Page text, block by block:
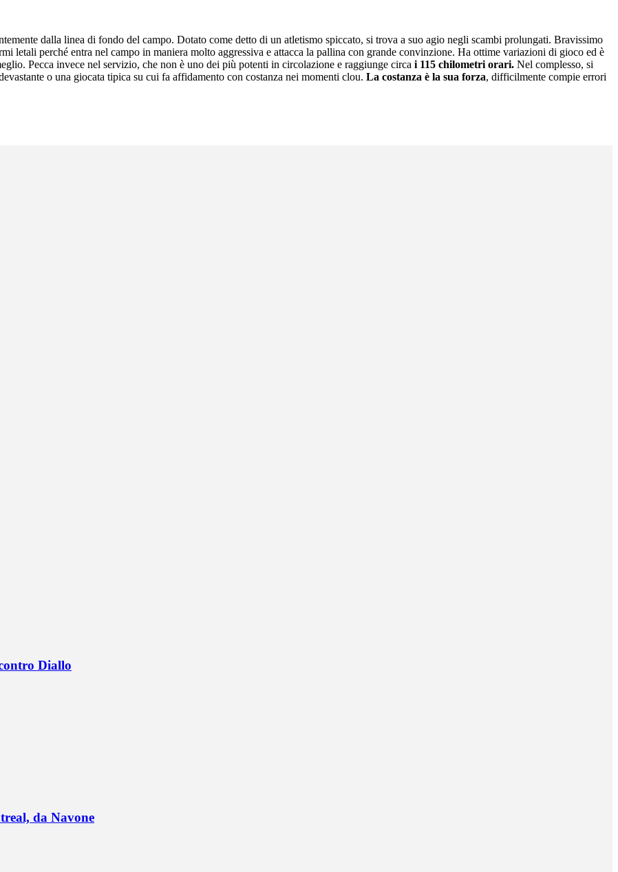
dalla linea di fondo del campo. Dotato come detto di un atletismo spiccato, si trova a suo agio negli scambi prolungati. Bravissimo
letali perché entra nel campo in maniera molto aggressiva e attacca la pallina con grande convinzione. Ha ottime variazioni di gioco ed è
Pecca invece nel servizio, che non è uno dei più potenti in circolazione e raggiunge circa i 115 chilometri orari. Nel complesso, si
o una giocata tipica su cui fa affidamento con costanza nei momenti clou. La costanza è la sua forza, difficilmente compie errori
Diallo
da Navone